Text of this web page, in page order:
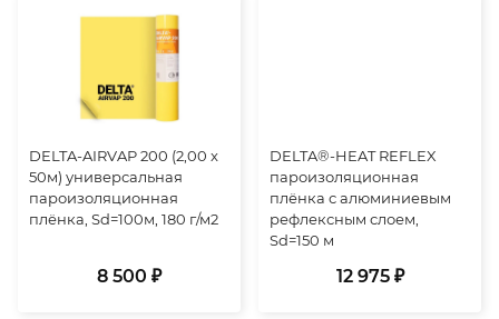
DELTA-AIRVAP 200 (2,00 x
50м) универсальная
пароизоляционная
плёнка, Sd=100м, 180 г/м2
8 500 ₽
DELTA®-HEAT REFLEX
пароизоляционная
плёнка с алюминиевым
рефлексным слоем,
Sd=150 м
12 975 ₽